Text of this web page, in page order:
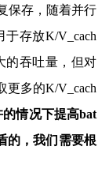
保存，随着并行
存放K/V_cach
的吞吐量，但对
更多的K/V_cach
情况下提高bat
的，我们需要根